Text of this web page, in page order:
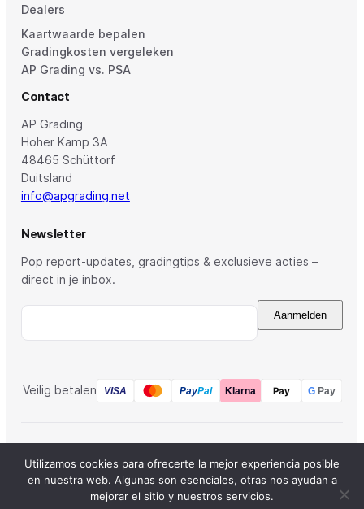
Dealers
Kaartwaarde bepalen
Gradingkosten vergeleken
AP Grading vs. PSA
Contact
AP Grading
Hoher Kamp 3A
48465 Schüttorf
Duitsland
info@apgrading.net
Newsletter
Pop report-updates, gradingtips & exclusieve acties –
direct in je inbox.
Aanmelden
Veilig betalen VISA PayPal Klarna Pay GPay
© 2026 AP Grading · AP web solutions GmbH
ColofonPrivacybeleidAlgemene voorwaarden
Utilizamos cookies para ofrecerte la mejor experiencia posible
en nuestra web. Algunas son esenciales, otras nos ayudan a
mejorar el sitio y nuestros servicios.